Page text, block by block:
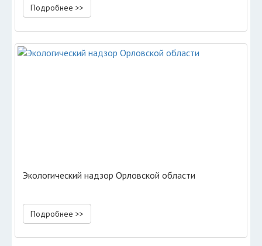
Подробнее >>
Экологический надзор Орловской области
Подробнее >>